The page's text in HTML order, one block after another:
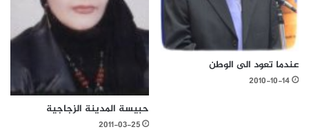
عندما تعود الى الوطن
2010-10-14
حبيسة المدينة الزجاجية
2011-03-25